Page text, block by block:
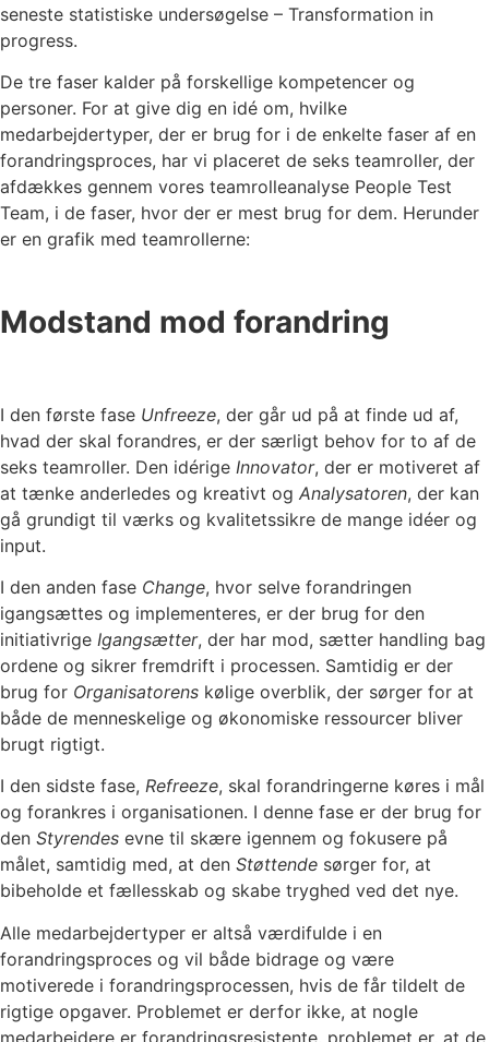
seneste statistiske undersøgelse – Transformation in
progress.
De tre faser kalder på forskellige kompetencer og
personer. For at give dig en idé om, hvilke
medarbejdertyper, der er brug for i de enkelte faser af en
forandringsproces, har vi placeret de seks teamroller, der
afdækkes gennem vores teamrolleanalyse People Test
Team, i de faser, hvor der er mest brug for dem. Herunder
er en grafik med teamrollerne:
Modstand mod forandring
I den første fase Unfreeze, der går ud på at finde ud af,
hvad der skal forandres, er der særligt behov for to af de
seks teamroller. Den idérige Innovator, der er motiveret af
at tænke anderledes og kreativt og Analysatoren, der kan
gå grundigt til værks og kvalitetssikre de mange idéer og
input.
I den anden fase Change, hvor selve forandringen
igangsættes og implementeres, er der brug for den
initiativrige Igangsætter, der har mod, sætter handling bag
ordene og sikrer fremdrift i processen. Samtidig er der
brug for Organisatorens kølige overblik, der sørger for at
både de menneskelige og økonomiske ressourcer bliver
brugt rigtigt.
I den sidste fase, Refreeze, skal forandringerne køres i mål
og forankres i organisationen. I denne fase er der brug for
den Styrendes evne til skære igennem og fokusere på
målet, samtidig med, at den Støttende sørger for, at
bibeholde et fællesskab og skabe tryghed ved det nye.
Alle medarbejdertyper er altså værdifulde i en
forandringsproces og vil både bidrage og være
motiverede i forandringsprocessen, hvis de får tildelt de
rigtige opgaver. Problemet er derfor ikke, at nogle
medarbejdere er forandringsresistente, problemet er, at de